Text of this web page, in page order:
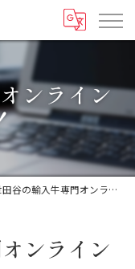
ンライン
谷の輸入牛専門オンライン肉屋です！
ンライン